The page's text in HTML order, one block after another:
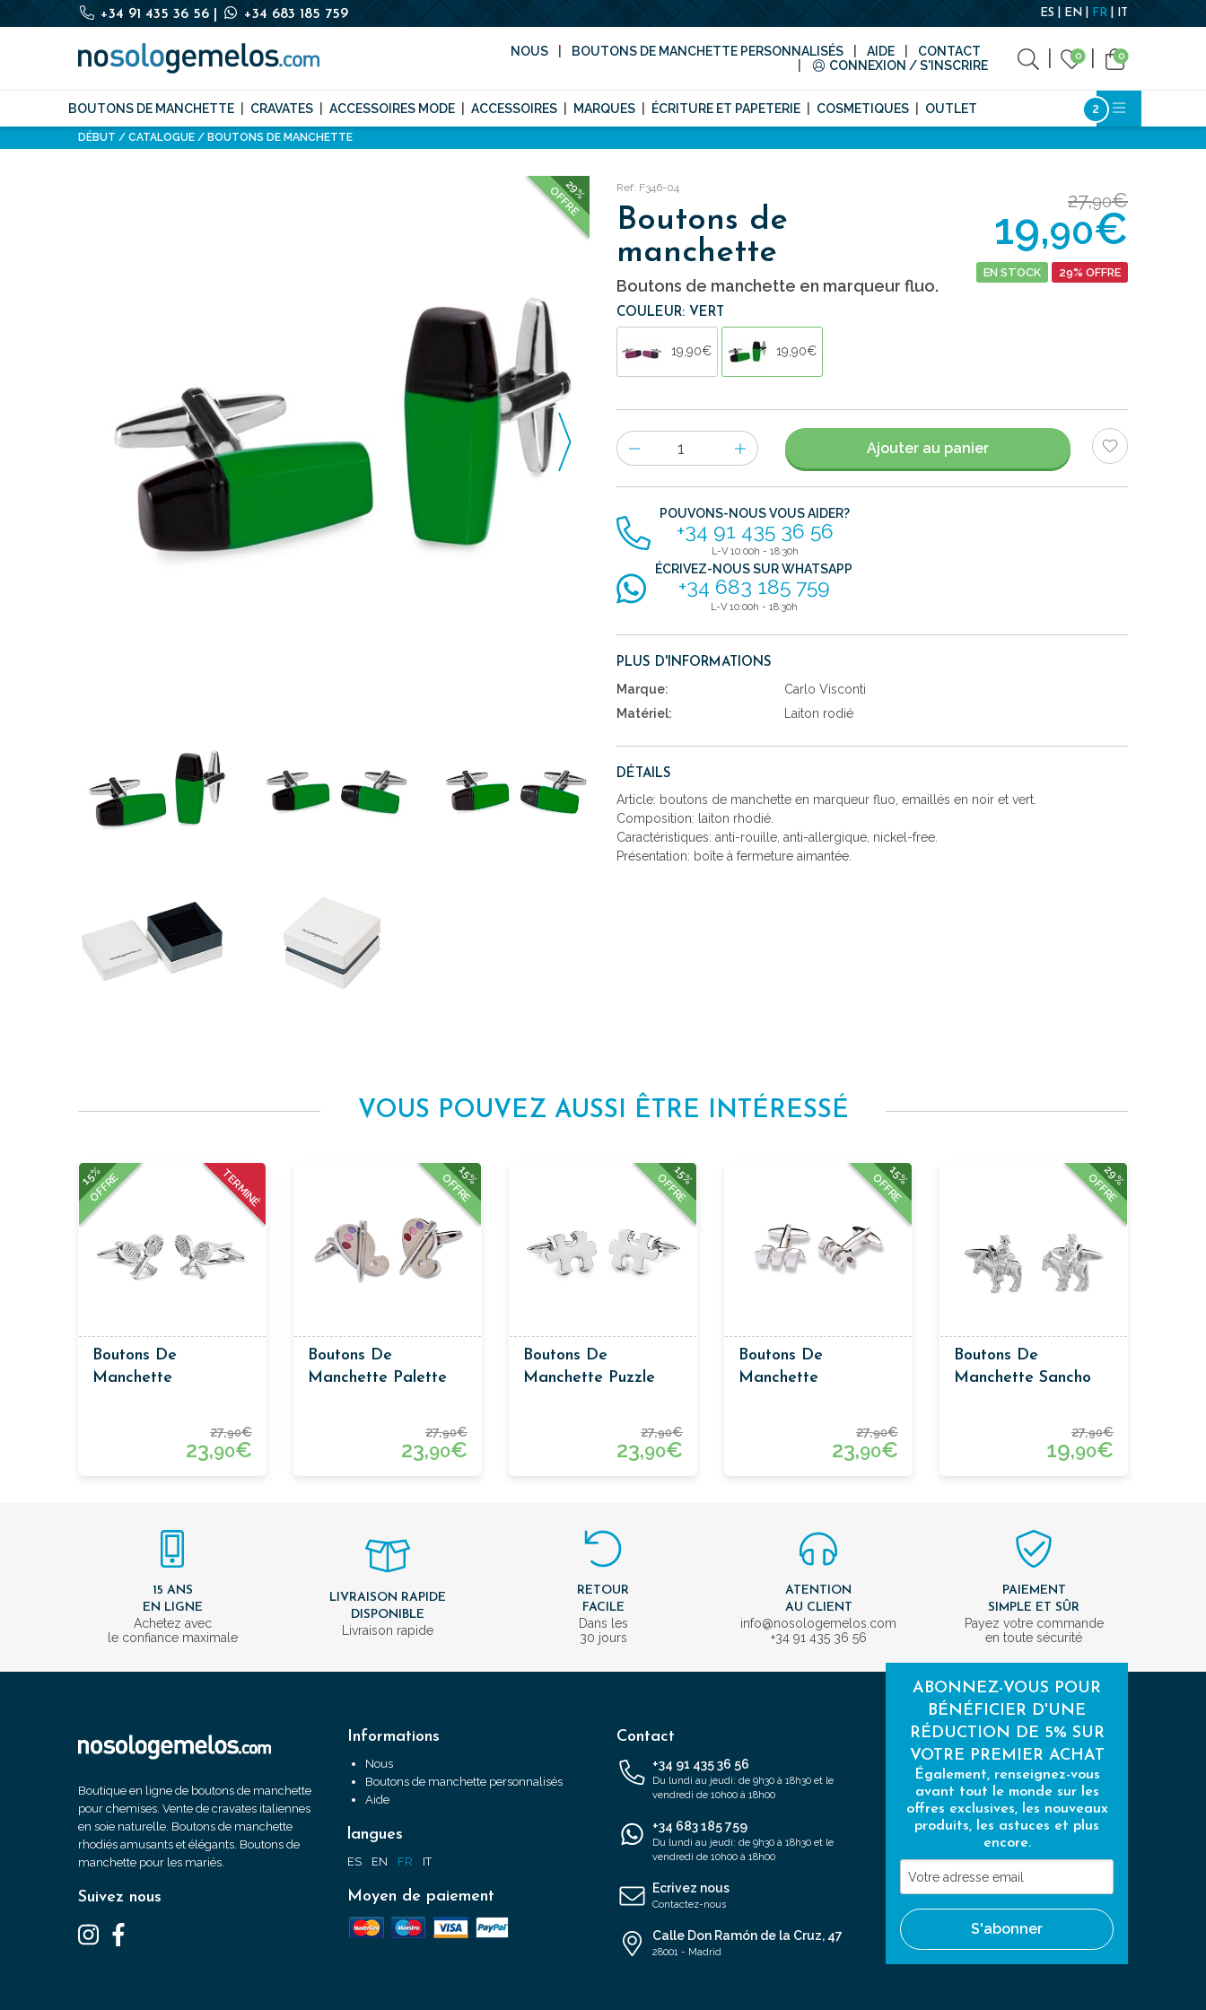
+34 91 435 36 56 +34 683 185 759 ES EN FR IT
NOUS BOUTONS DE MANCHETTE PERSONNALISÉS AIDE
CONTACT
CONNEXION / S'INSCRIRE
0 0
BOUTONS DE MANCHETTE CRAVATES ACCESSOIRES MODE ACCESSOIRES MARQUES ÉCRITURE ET PAPETERIE COSMETIQUES OUTLET
DÉBUT CATALOGUE BOUTONS DE MANCHETTE
29%
OFFRE Ref: F346-04
Boutons de
manchette
Boutons de manchette en marqueur fluo.
27,90€
19,90€
EN STOCK 29% OFFRE
COULEUR: VERT
19,90€ 19,90€
Nombre
d'items
Ajouter au panier
POUVONS-NOUS VOUS AIDER?
+34 91 435 36 56
L-V 10:00h - 18:30h
ÉCRIVEZ-NOUS SUR WHATSAPP
+34 683 185 759
L-V 10:00h - 18:30h
PLUS D'INFORMATIONS
Marque:
Carlo Visconti
Matériel:
Laiton rodié
DÉTAILS
Article: boutons de manchette en marqueur fluo, emaillés en noir et vert.
Composition: laiton rhodié.
Caractéristiques: anti-rouille, anti-allergique, nickel-free.
Présentation: boîte à fermeture aimantée.
VOUS POUVEZ AUSSI ÊTRE INTÉRESSÉ
TERMINÉ
15%
OFFRE
Boutons De
Manchette
27,90€
23,90€
15%
OFFRE
Boutons De
Manchette Palette
27,90€
23,90€
15%
OFFRE
Boutons De
Manchette Puzzle
27,90€
23,90€
15%
OFFRE
Boutons De
Manchette
27,90€
23,90€
29%
OFFRE
Boutons De
Manchette Sancho
27,90€
19,90€
15 ANS
EN LIGNE
Achetez avec
le confiance maximale
LIVRAISON RAPIDE
DISPONIBLE
Livraison rapide
RETOUR
FACILE
Dans les
30 jours
ATENTION
AU CLIENT
info@nosologemelos.com
+34 91 435 36 56
PAIEMENT
SIMPLE ET SÛR
Payez votre commande
en toute sécurité
Boutique en ligne de boutons de manchette
pour chemises. Vente de cravates italiennes
en soie naturelle. Boutons de manchette
rhodiés amusants et élégants. Boutons de
manchette pour les mariés.
Suivez nous
Informations
Nous
Boutons de manchette personnalisés
Aide
langues
ES EN FR IT
Moyen de paiement
Contact
+34 91 435 36 56
Du lundi au jeudi: de 9h30 à 18h30 et le
vendredi de 10h00 à 18h00
+34 683 185 759
Du lundi au jeudi: de 9h30 à 18h30 et le
vendredi de 10h00 à 18h00
Ecrivez nous
Contactez-nous
Calle Don Ramón de la Cruz, 47
28001 - Madrid
ABONNEZ-VOUS POUR
BÉNÉFICIER D'UNE
RÉDUCTION DE 5% SUR
VOTRE PREMIER ACHAT
Également, renseignez-vous
avant tout le monde sur les
offres exclusives, les nouveaux
produits, les astuces et plus
encore.
Votre
adresse
email
S'abonner